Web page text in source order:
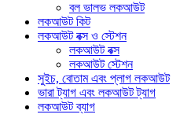
বল ভালভ লকআউট
লকআউট কিট
লকআউট বক্স ও স্টেশন
লকআউট বক্স
লকআউট স্টেশন
সুইচ, বোতাম এবং প্লাগ লকআউট
ভারা ট্যাগ এবং লকআউট ট্যাগ
লকআউট ব্যাগ